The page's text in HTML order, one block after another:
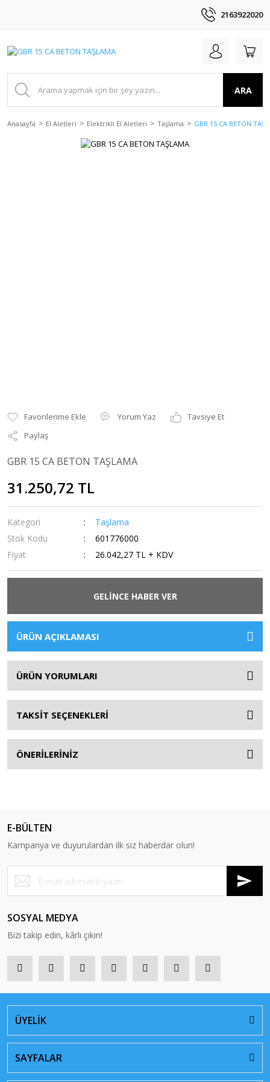
2163922020
ARA
Anasayfa El Aletleri Elektrikli El Aletleri Taşlama GBR 15 CA BETON
Yorum Yaz
Tavsiye Et
Paylaş
GBR 15 CA BETON TAŞLAMA
31.250,72 TL
Kategori
Taşlama
Stok Kodu
601776000
Fiyat
26.042,27 TL + KDV
GELİNCE HABER VER
ÜRÜN AÇIKLAMASI
ÜRÜN YORUMLARI
TAKSİT SEÇENEKLERİ
ÖNERİLERİNİZ
E-BÜLTEN
Kampanya ve duyurulardan ilk siz haberdar olun!
SOSYAL MEDYA
Bizi takip edin, kârlı çıkın!
ÜYELİK
SAYFALAR